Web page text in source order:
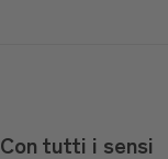
Con tutti i sensi